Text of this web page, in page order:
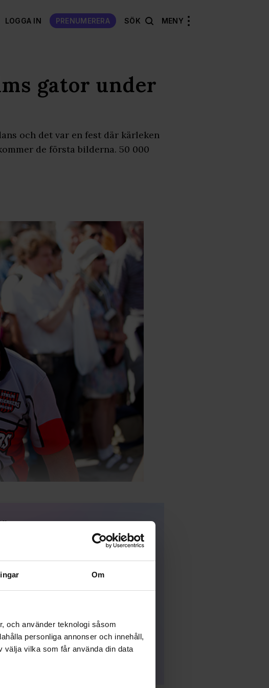
Om
och använder teknologi såsom
personliga annonser och innehåll,
välja vilka som får använda din data
LOGGA IN PRENUMERERA SÖK MENY
gator under
och det var en fest där kärleken
de första bilderna. 50 000
att
och